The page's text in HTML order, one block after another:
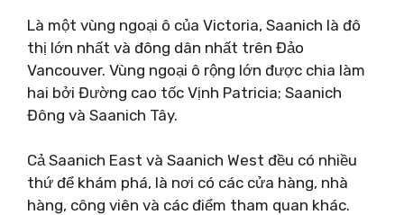
Là một vùng ngoại ô của Victoria, Saanich là đô
thị lớn nhất và đông dân nhất trên Đảo
Vancouver. Vùng ngoại ô rộng lớn được chia làm
hai bởi Đường cao tốc Vịnh Patricia; Saanich
Đông và Saanich Tây.
Cả Saanich East và Saanich West đều có nhiều
thứ để khám phá, là nơi có các cửa hàng, nhà
hàng, công viên và các điểm tham quan khác.